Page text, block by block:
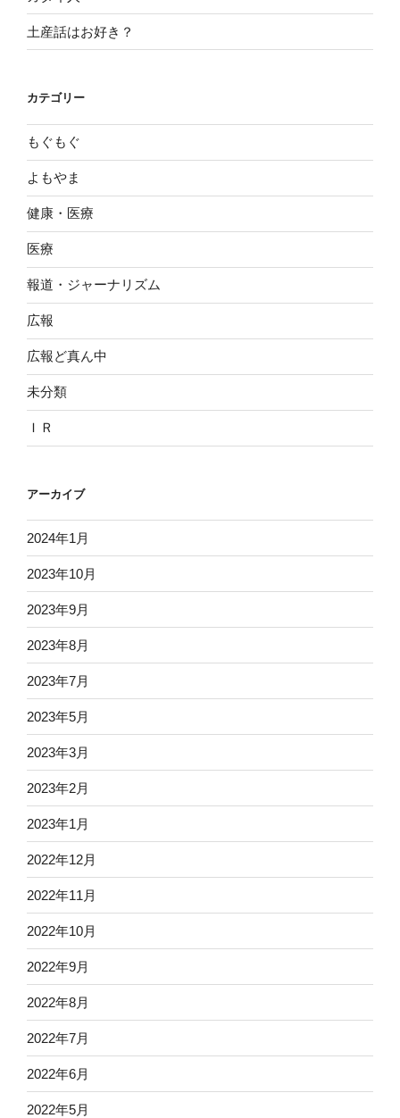
土産話はお好き？
カテゴリー
もぐもぐ
よもやま
健康・医療
医療
報道・ジャーナリズム
広報
広報ど真ん中
未分類
ＩＲ
アーカイブ
2024年1月
2023年10月
2023年9月
2023年8月
2023年7月
2023年5月
2023年3月
2023年2月
2023年1月
2022年12月
2022年11月
2022年10月
2022年9月
2022年8月
2022年7月
2022年6月
2022年5月